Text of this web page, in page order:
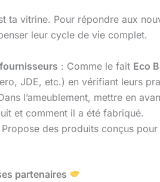
ta vitrine. Pour répondre aux
leur cycle de vie complet.
: Comme le fait Eco
JDE, etc.) en vérifiant leurs
l’ameublement, mettre en
et comment il a été fabriqué.
Propose des produits conçus
partenaires